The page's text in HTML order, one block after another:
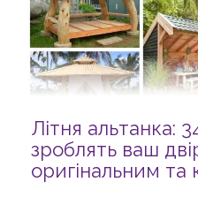
Літня альтанка:
зроблять ваш
оригінальним